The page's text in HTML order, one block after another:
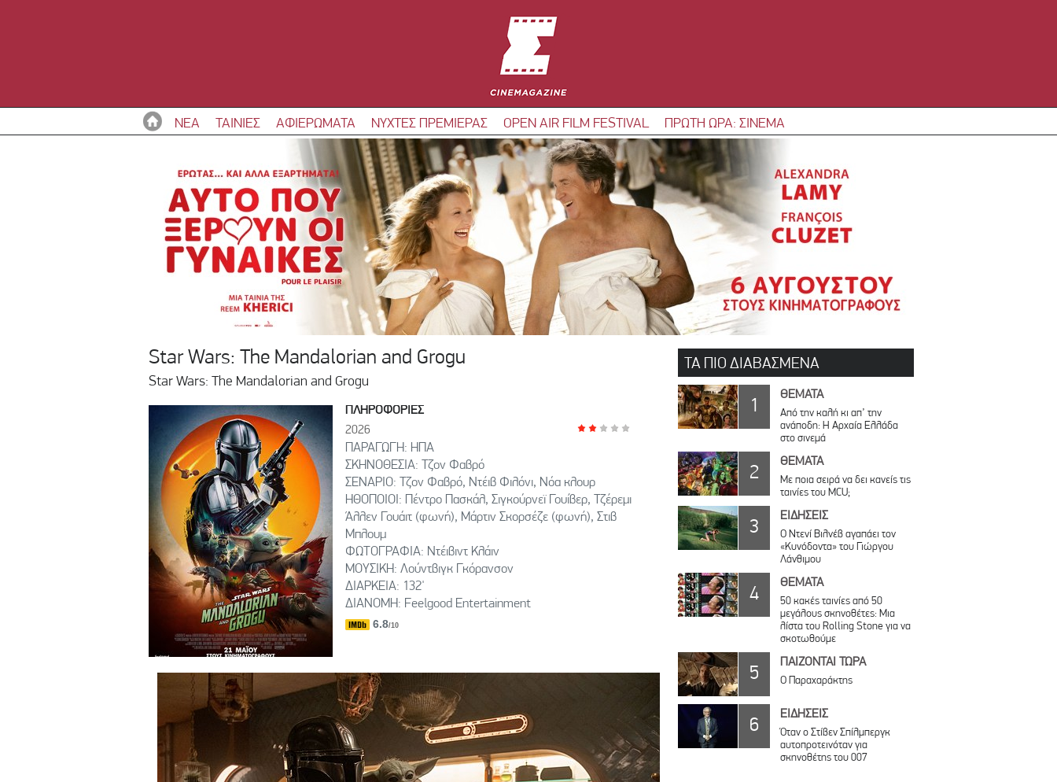
ΝΕΑ ΤΑΙΝΙΕΣ ΑΦΙΕΡΩΜΑΤΑ ΝΥΧΤΕΣ ΠΡΕΜΙΕΡΑΣ OPEN AIR FILM FESTIVAL ΠΡΩΤΗ ΩΡΑ: ΣΙΝΕΜΑ
Star Wars: The Mandalorian and Grogu
Star Wars: The Mandalorian and Grogu
ΠΛΗΡΟΦΟΡΙΕΣ
2026
ΠΑΡΑΓΩΓΗ: ΗΠΑ
ΣΚΗΝΟΘΕΣΙΑ: Τζον Φαβρό
ΣΕΝΑΡΙΟ: Τζον Φαβρό, Ντέιβ Φιλόνι, Νόα κλουρ
ΗΘΟΠΟΙΟΙ: Πέντρο Πασκάλ, Σιγκούρνεϊ Γουίβερ, Τζέρεμι
Άλλεν Γουάιτ (φωνή), Μάρτιν Σκορσέζε (φωνή), Στιβ
Μπλουμ
ΦΩΤΟΓΡΑΦΙΑ: Ντέιβιντ Κλάιν
ΜΟΥΣΙΚΗ: Λούντβιγκ Γκόρανσον
ΔΙΑΡΚΕΙΑ: 132'
ΔΙΑΝΟΜΗ: Feelgood Entertainment
6.8/10
ΤΑ ΠΙΟ ΔΙΑΒΑΣΜΕΝΑ
1 ΘΕΜΑΤΑ
Από την καλή κι απ’ την
ανάποδη: Η Αρχαία Ελλάδα
στο σινεμά
2 ΘΕΜΑΤΑ
Με ποια σειρά να δει κανείς τις
ταινίες του MCU;
3 ΕΙΔΗΣΕΙΣ
Ο Ντενί Βιλνέβ αγαπάει τον
«Κυνόδοντα» του Γιώργου
Λάνθιμου
4 ΘΕΜΑΤΑ
50 κακές ταινίες από 50
μεγάλους σκηνοθέτες: Μια
λίστα του Rolling Stone για να
σκοτωθούμε
5 ΠΑΙΖΟΝΤΑΙ ΤΩΡΑ
Ο Παραχαράκτης
6 ΕΙΔΗΣΕΙΣ
Όταν ο Στίβεν Σπίλμπεργκ
αυτοπροτεινόταν για
σκηνοθέτης του 007